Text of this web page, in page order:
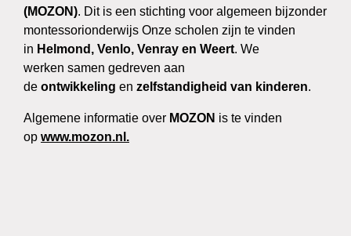
(MOZON). Dit is een stichting voor algemeen bijzonder
montessorionderwijs Onze scholen zijn te vinden
in Helmond, Venlo, Venray en Weert. We
werken samen gedreven aan
de ontwikkeling en zelfstandigheid van kinderen.
Algemene informatie over MOZON is te vinden
op www.mozon.nl.